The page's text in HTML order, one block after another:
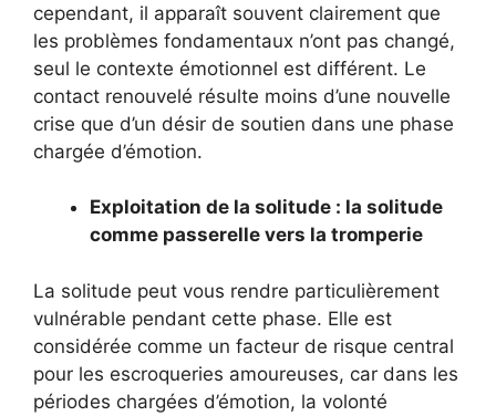
cependant, il apparaît souvent clairement que
les problèmes fondamentaux n’ont pas changé,
seul le contexte émotionnel est différent. Le
contact renouvelé résulte moins d’une nouvelle
crise que d’un désir de soutien dans une phase
chargée d’émotion.
Exploitation de la solitude : la solitude
comme passerelle vers la tromperie
La solitude peut vous rendre particulièrement
vulnérable pendant cette phase. Elle est
considérée comme un facteur de risque central
pour les escroqueries amoureuses, car dans les
périodes chargées d’émotion, la volonté